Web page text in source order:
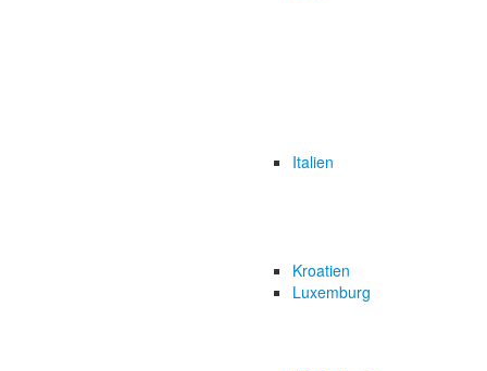
Italien
Kroatien
Luxemburg